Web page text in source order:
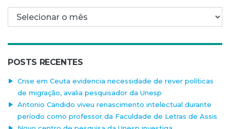
Arquivo mensal
POSTS RECENTES
Crise em Ceuta evidencia necessidade de rever políticas
de migração, avalia pesquisador da Unesp
Antonio Candido viveu renascimento intelectual durante
período como professor da Faculdade de Letras de Assis